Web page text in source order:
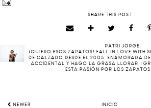
SHARE THIS POST
PATRI JORGE
¡QUIERO ESOS ZAPATOS! FALL IN LOVE WITH
DE CALZADO DESDE EL 2005. ENAMORADA DE
ACCIDENTAL Y HAGO LA GRASA LLORAR.
ESTA PASIÓN POR LOS
NEWER INICIO